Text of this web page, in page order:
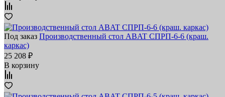
Под заказ Производственный стол ABAT СПРП-6-6 (краш.
каркас)
25 208 ₽
В корзину